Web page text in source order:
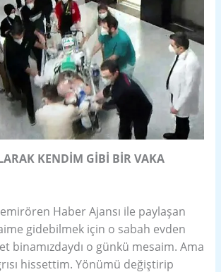
KENDİM GİBİ BİR VAKA
Haber Ajansı ile paylaşan
gidebilmek için o sabah evden
binamızdaydı o günkü mesaim. Ama
hissettim. Yönümü değiştirip